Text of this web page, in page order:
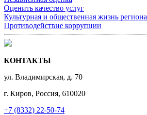
Оценить качество услуг
Культурная и общественная жизнь региона
Противодействие коррупции
КОНТАКТЫ
ул. Владимирская, д. 70
г. Киров, Россия, 610020
+7 (8332) 22-50-74